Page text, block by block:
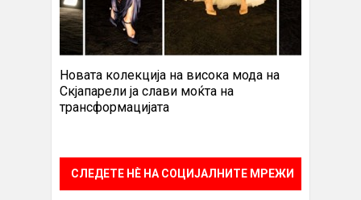
Новата колекција на висока мода на
Скјапарели ја слави моќта на
трансформацијата
СЛЕДЕТЕ НÈ НА СОЦИЈАЛНИТЕ МРЕЖИ